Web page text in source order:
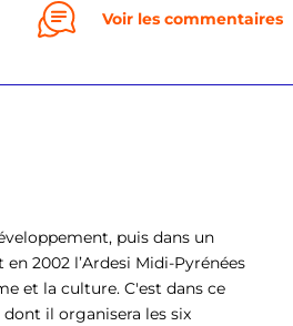
Voir les commentaires
puis dans un
2002 l’Ardesi Midi-Pyrénées
et la culture. C'est dans ce
il organisera les six